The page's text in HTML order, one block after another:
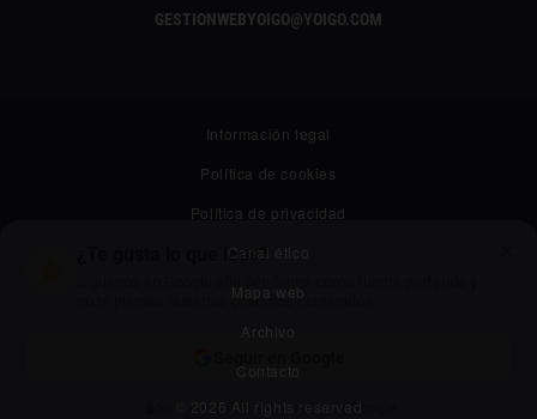
GESTIONWEBYOIGO@YOIGO.COM
Información legal
Política de cookies
Política de privacidad
Canal ético
Mapa web
Archivo
Contacto
© 2026 All rights reserved
¿Te gusta lo que lees?
no te pierdas nuestros próximos contenidos.
Solo necesitas una cuenta de Google